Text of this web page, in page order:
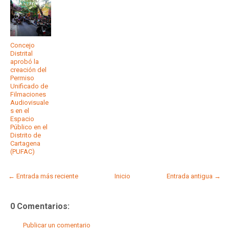
Concejo
Distrital
aprobó la
creación del
Permiso
Unificado de
Filmaciones
Audiovisuale
s en el
Espacio
Público en el
Distrito de
Cartagena
(PUFAC)
← Entrada más reciente Entrada antigua →
Inicio
0 Comentarios:
Publicar un comentario